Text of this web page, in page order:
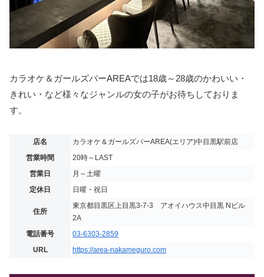
カラオケ＆ガールズバーAREAでは18歳～28歳のかわいい・
きれい・など様々なジャンルの女の子がお待ちしておりま
す。
店名
カラオケ＆ガールズバーAREA(エリア)中目黒駅前店
営業時間
20時～LAST
営業日
月～土曜
定休日
日曜・祝日
住所
東京都目黒区上目黒3-7-3 アオイハウス中目黒 Nビル
2A
電話番号
03-6303-2859
URL
https://area-nakameguro.com